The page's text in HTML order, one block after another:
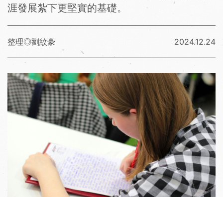
涯發展紮下更堅實的基礎。
整理◎劉紋豪 2024.12.24